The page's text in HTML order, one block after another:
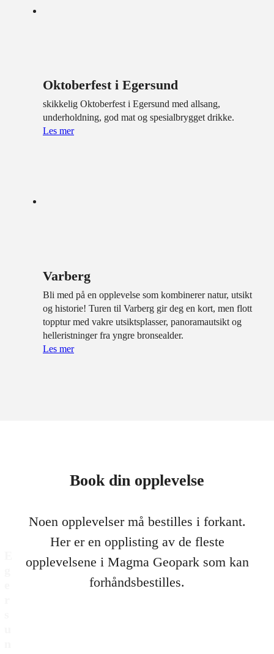
Oktoberfest i Egersund
skikkelig Oktoberfest i Egersund med allsang,
underholdning, god mat og spesialbrygget drikke.
Les mer
Varberg
Bli med på en opplevelse som kombinerer natur, utsikt
og historie! Turen til Varberg gir deg en kort, men flott
topptur med vakre utsiktsplasser, panoramautsikt og
helleristninger fra yngre bronsealder.
Les mer
Book din opplevelse
Noen opplevelser må bestilles i forkant.
Her er en opplisting av de fleste
opplevelsene i Magma Geopark som kan
forhåndsbestilles.